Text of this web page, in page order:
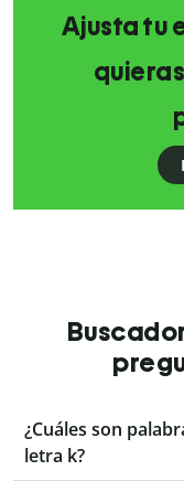
Ajusta tu
¿Cuáles son
letra k?